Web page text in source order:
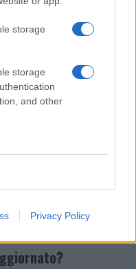
storage
storage
and other
Privacy Policy